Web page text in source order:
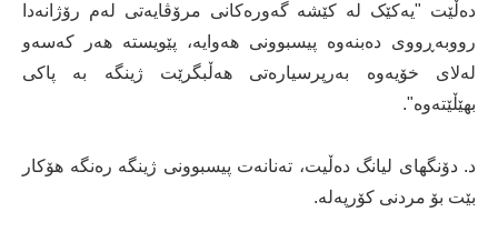
دەڵێت "یەکێک لە کێشە گەورەکانی مرۆڤایەتی لەم رۆژانەدا
رووبەڕووی دەبنەوە پیسبوونی هەوایە، پێویستە هەر کەسەو
لەلای خۆیەوە بەرپرسیارەتی هەڵبگرێت ژینگە بە پاکی
بهێڵێتەوە".
د. دۆنگهای لیانگ دەڵیت، تەنانەت پیسبوونی ژینگە رەنگە هۆکار
بێت بۆ مردنی کۆرپەلە.